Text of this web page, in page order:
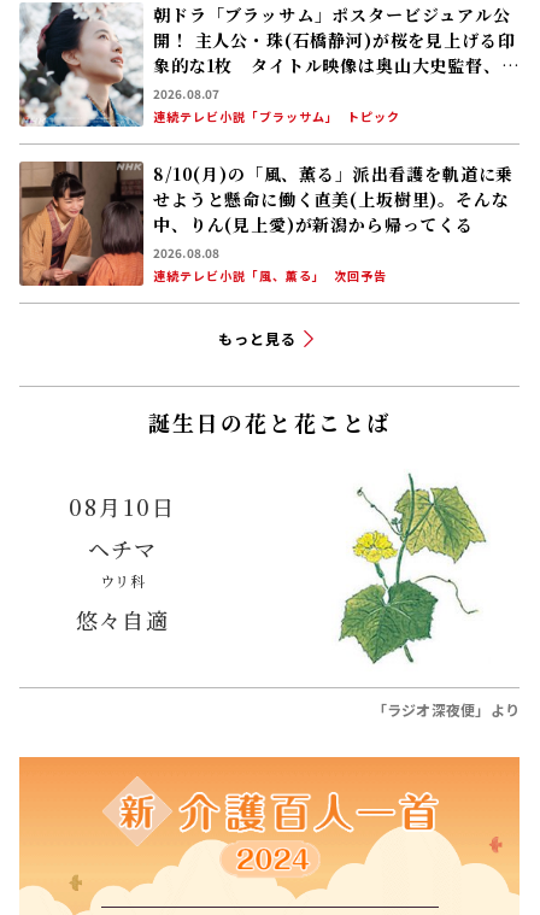
朝ドラ「ブラッサム」ポスタービジュアル公
開！ 主人公・珠(石橋静河)が桜を見上げる印
象的な1枚 タイトル映像は奥山大史監督、語
りは三條雅幸アナ 2026年度後期放送
2026.08.07
連続テレビ小説「ブラッサム」
トピック
8/10(月)の「風、薫る」派出看護を軌道に乗
せようと懸命に働く直美(上坂樹里)。そんな
中、りん(見上愛)が新潟から帰ってくる
2026.08.08
連続テレビ小説「風、薫る」
次回予告
もっと見る
誕生日の花と花ことば
08月10日
ヘチマ
ウリ科
悠々自適
「ラジオ深夜便」より